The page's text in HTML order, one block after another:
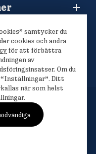
samtycker du
cookies och andra
för att förbättra
av
Om du
“Inställningar”. Ditt
när som helst